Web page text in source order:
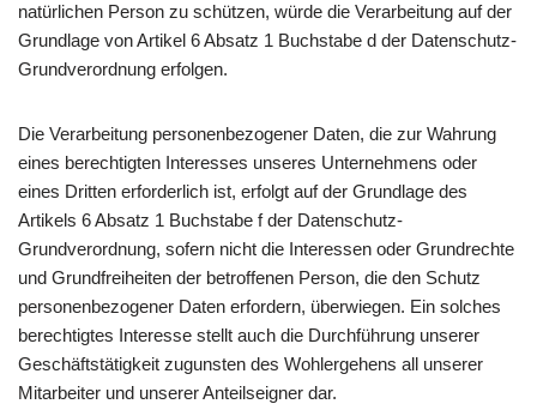
natürlichen Person zu schützen, würde die Verarbeitung auf der
Grundlage von Artikel 6 Absatz 1 Buchstabe d der Datenschutz-
Grundverordnung erfolgen.
Die Verarbeitung personenbezogener Daten, die zur Wahrung
eines berechtigten Interesses unseres Unternehmens oder
eines Dritten erforderlich ist, erfolgt auf der Grundlage des
Artikels 6 Absatz 1 Buchstabe f der Datenschutz-
Grundverordnung, sofern nicht die Interessen oder Grundrechte
und Grundfreiheiten der betroffenen Person, die den Schutz
personenbezogener Daten erfordern, überwiegen. Ein solches
berechtigtes Interesse stellt auch die Durchführung unserer
Geschäftstätigkeit zugunsten des Wohlergehens all unserer
Mitarbeiter und unserer Anteilseigner dar.